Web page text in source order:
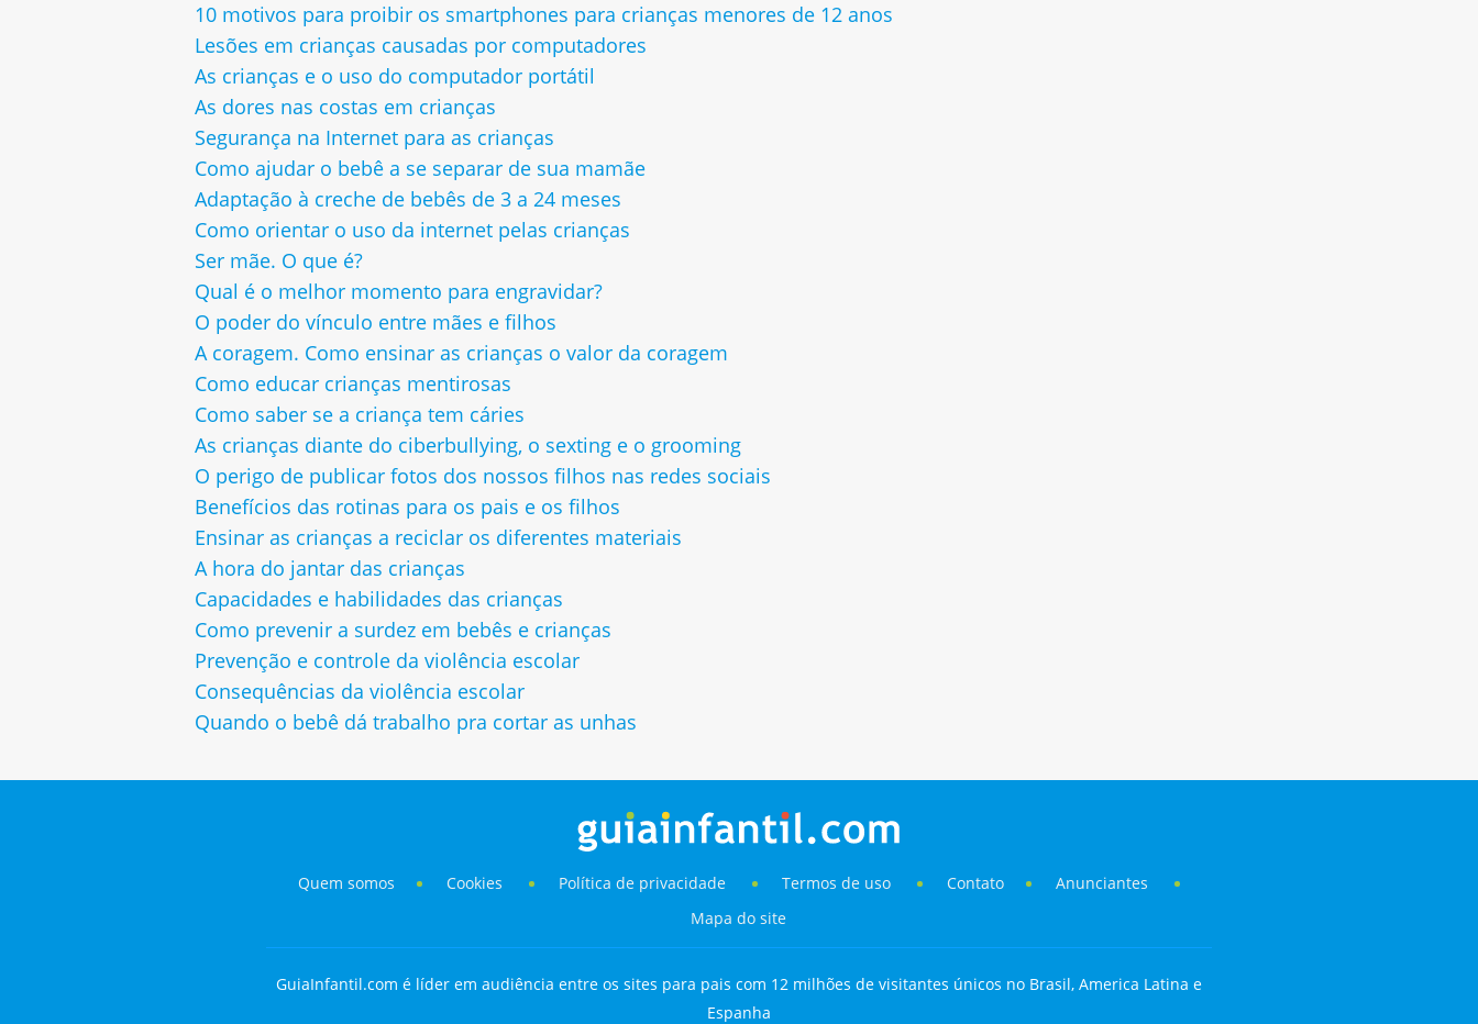
10 motivos para proibir os smartphones para crianças menores de 12 anos
Lesões em crianças causadas por computadores
As crianças e o uso do computador portátil
As dores nas costas em crianças
Segurança na Internet para as crianças
Como ajudar o bebê a se separar de sua mamãe
Adaptação à creche de bebês de 3 a 24 meses
Como orientar o uso da internet pelas crianças
Ser mãe. O que é?
Qual é o melhor momento para engravidar?
O poder do vínculo entre mães e filhos
A coragem. Como ensinar as crianças o valor da coragem
Como educar crianças mentirosas
Como saber se a criança tem cáries
As crianças diante do ciberbullying, o sexting e o grooming
O perigo de publicar fotos dos nossos filhos nas redes sociais
Benefícios das rotinas para os pais e os filhos
Ensinar as crianças a reciclar os diferentes materiais
A hora do jantar das crianças
Capacidades e habilidades das crianças
Como prevenir a surdez em bebês e crianças
Prevenção e controle da violência escolar
Consequências da violência escolar
Quando o bebê dá trabalho pra cortar as unhas
Quem somos Cookies Política de privacidade Termos de uso Contato
Anunciantes
Mapa do site
GuiaInfantil.com é líder em audiência entre os sites para pais com 12 milhões de visitantes únicos no Brasil, America Latina e
Espanha